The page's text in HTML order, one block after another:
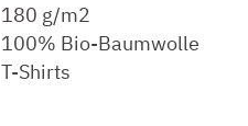
180 g/m2
100% Bio-Baumwolle
T-Shirts